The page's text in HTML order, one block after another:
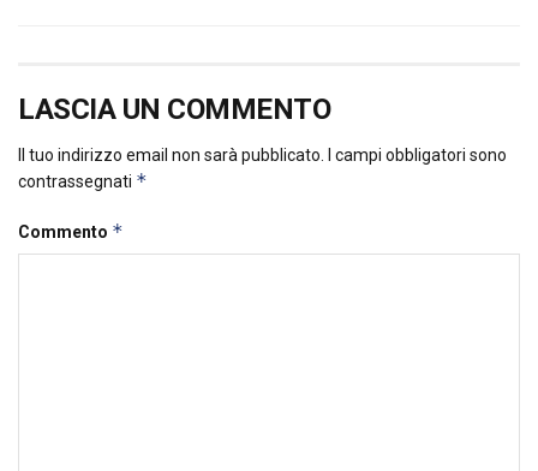
LASCIA UN COMMENTO
Il tuo indirizzo email non sarà pubblicato.
I campi obbligatori sono
contrassegnati *
Commento *